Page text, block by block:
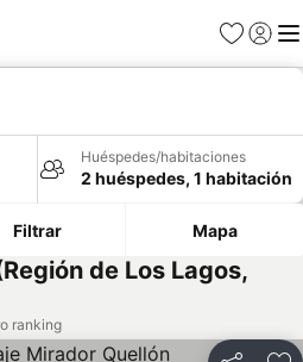
Favoritos
Iniciar
Huéspedes/habitaciones
2 huéspedes, 1 habitación
Filtrar Mapa
de Los Lagos,
ranking